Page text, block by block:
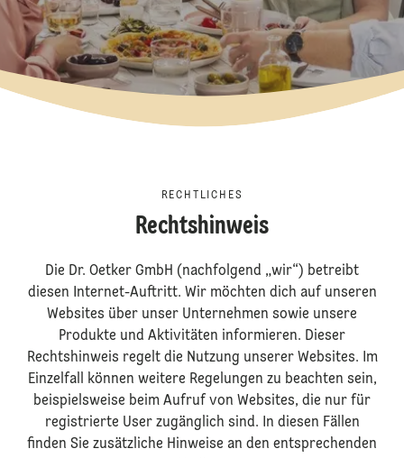
RECHTLICHES
Rechtshinweis
Die Dr. Oetker GmbH (nachfolgend „wir“) betreibt
diesen Internet-Auftritt. Wir möchten dich auf unseren
Websites über unser Unternehmen sowie unsere
Produkte und Aktivitäten informieren. Dieser
Rechtshinweis regelt die Nutzung unserer Websites. Im
Einzelfall können weitere Regelungen zu beachten sein,
beispielsweise beim Aufruf von Websites, die nur für
registrierte User zugänglich sind. In diesen Fällen
finden Sie zusätzliche Hinweise an den entsprechenden